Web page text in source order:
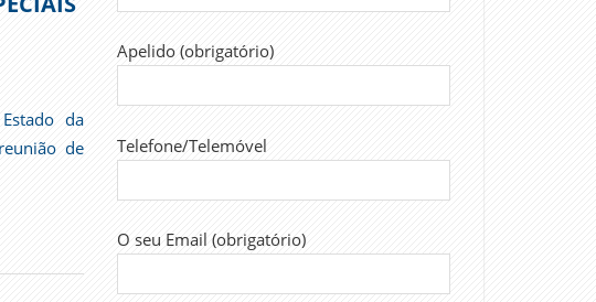
da
de
Apelido (obrigatório)
Telefone/Telemóvel
O seu Email (obrigatório)